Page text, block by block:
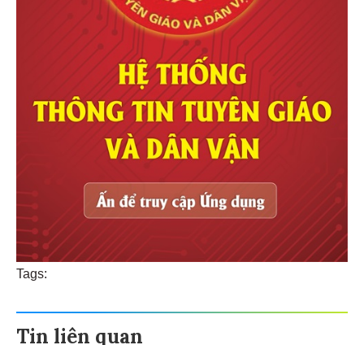
Tags:
Tin liên quan